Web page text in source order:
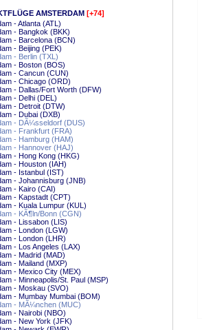
AMSTERDAM [+74]
- Atlanta (ATL)
- Bangkok (BKK)
- Barcelona (BCN)
- Beijing (PEK)
- Berlin (TXL)
- Boston (BOS)
- Cancun (CUN)
- Chicago (ORD)
- Dallas/Fort Worth (DFW)
- Delhi (DEL)
- Detroit (DTW)
- Dubai (DXB)
- DÃ¼sseldorf (DUS)
- Frankfurt (FRA)
- Hamburg (HAM)
- Hannover (HAJ)
- Hong Kong (HKG)
- Houston (IAH)
- Istanbul (IST)
- Johannisburg (JNB)
- Kairo (CAI)
- Kapstadt (CPT)
- Kuala Lumpur (KUL)
- KÃ¶ln/Bonn (CGN)
- Lissabon (LIS)
- London (LGW)
- London (LHR)
- Los Angeles (LAX)
- Madrid (MAD)
- Mailand (MXP)
- Mexico City (MEX)
- Minneapolis/St. Paul (MSP)
- Moskau (SVO)
- Mumbay Mumbai (BOM)
- MÃ¼nchen (MUC)
- Nairobi (NBO)
- New York (JFK)